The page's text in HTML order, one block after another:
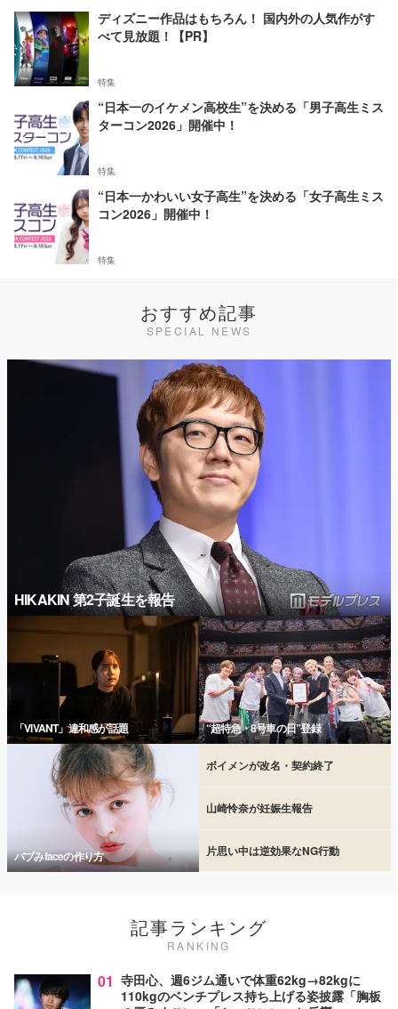
ディズニー作品はもちろん！ 国内外の人気作がす
べて見放題！【PR】
特集
“日本一のイケメン高校生”を決める「男子高生ミス
ターコン2026」開催中！
特集
“日本一かわいい女子高生”を決める「女子高生ミス
コン2026」開催中！
特集
おすすめ記事
SPECIAL NEWS
HIKAKIN 第2子誕生を報告
「VIVANT」違和感が話題 “超特急・8号車の日”登録
バブみfaceの作り方
ボイメンが改名・契約終了
山崎怜奈が妊娠生報告
片思い中は逆効果なNG行動
記事ランキング
RANKING
01 寺田心、週6ジム通いで体重62kg→82kgに
110kgのベンチプレス持ち上げる姿披露「胸板